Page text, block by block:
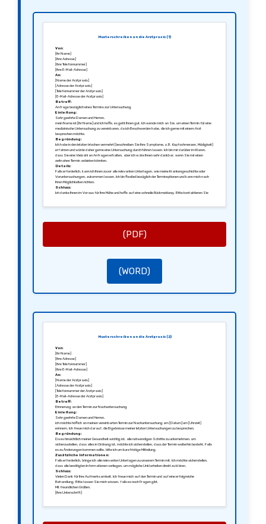
Musterschreiben an die Arztpraxis (1)
Von:
[Ihr Name]
[Ihre Adresse]
[Ihre Telefonnummer]
[Ihre E-Mail-Adresse]
An:
[Name der Arztpraxis]
[Adresse der Arztpraxis]
[Telefonnummer der Arztpraxis]
[E-Mail-Adresse der Arztpraxis]
Betreff:
Anfrage bezüglich eines Termins zur Untersuchung
Einleitung:
Sehr geehrte Damen und Herren,
mein Name ist [Ihr Name] und ich hoffe, es geht Ihnen gut. Ich wende mich an Sie, um einen Termin für eine
medizinische Untersuchung zu vereinbaren, da ich Beschwerden habe, die ich gerne mit einem Arzt
besprechen möchte.
Begründung:
Ich habe in den letzten Wochen vermehrt [beschreiben Sie Ihre Symptome, z.B. Kopfschmerzen, Müdigkeit]
erfahren und würde daher gerne eine Untersuchung durchführen lassen. Ich bin mir darüber im Klaren,
dass Sie eine Vielzahl an Anfragen erhalten, aber ich wäre Ihnen sehr dankbar, wenn Sie mir einen
zeitnahen Termin anbieten könnten.
Details:
Falls erforderlich, kann ich Ihnen zuvor alle relevanten Unterlagen, wie meine Krankengeschichte oder
Voruntersuchungen, zukommen lassen. Ich bin flexibel bezüglich der Terminoptionen und kann mich nach
Ihren Möglichkeiten richten.
Schluss:
Ich danke Ihnen im Voraus für Ihre Mühe und hoffe auf eine schnelle Rückmeldung. Bitte kontaktieren Sie
(PDF)
(WORD)
Musterschreiben an die Arztpraxis (2)
Von:
[Ihr Name]
[Ihre Adresse]
[Ihre Telefonnummer]
[Ihre E-Mail-Adresse]
An:
[Name der Arztpraxis]
[Adresse der Arztpraxis]
[Telefonnummer der Arztpraxis]
[E-Mail-Adresse der Arztpraxis]
Betreff:
Erinnerung an den Termin zur Nachuntersuchung
Einleitung:
Sehr geehrte Damen und Herren,
ich möchte höflich an meinen vereinbarten Termin zur Nachuntersuchung am [Datum] um [Uhrzeit]
erinnern. Ich freue mich darauf, die Ergebnisse meiner letzten Untersuchungen zu besprechen.
Begründung:
Da es hinsichtlich meiner Gesundheit wichtig ist, alle notwendigen Schritte zu unternehmen, um
sicherzustellen, dass alles in Ordnung ist, möchte ich sicherstellen, dass der Termin weiterhin besteht. Falls
es zu Änderungen kommen sollte, bitte ich um kurzfristige Mitteilung.
Zusätzliche Informationen:
Falls erforderlich, bringe ich alle relevanten Unterlagen zu unserem Termin mit. Ich möchte sicherstellen,
dass alle benötigten Informationen vorliegen, um mögliche Unklarheiten direkt zu klären.
Schluss:
Vielen Dank für Ihre Aufmerksamkeit. Ich freue mich auf den Termin und auf eine erfolgreiche
Behandlung. Bitte lassen Sie mich wissen, falls es noch Fragen gibt.
Mit freundlichen Grüßen,
[Ihre Unterschrift]